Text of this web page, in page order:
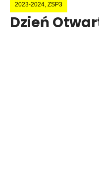
2023-2024 ZSP3
Dzień